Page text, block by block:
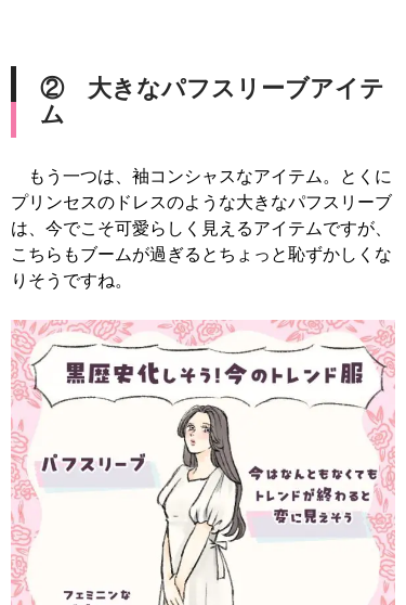
② 大きなパフスリーブアイテ
ム
もう一つは、袖コンシャスなアイテム。とくに
プリンセスのドレスのような大きなパフスリーブ
は、今でこそ可愛らしく見えるアイテムですが、
こちらもブームが過ぎるとちょっと恥ずかしくな
りそうですね。